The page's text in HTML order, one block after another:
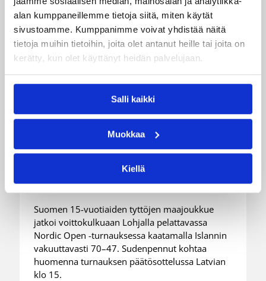
alan kumppaneillemme tietoja siitä, miten käytät
sivustoamme. Kumppanimme voivat yhdistää näitä
tietoja muihin tietoihin, joita olet antanut heille tai joita on
kerätty, kun olet käyttänyt heidän palvelujaan.
Salli kaikki
Muokkaa
Kiellä
Suomen 15-vuotiaat tytöt
voittivat Islannin Nordic Open -
turnauksen toisessa ottelussa
Suomen 15-vuotiaiden tyttöjen maajoukkue
jatkoi voittokulkuaan Lohjalla pelattavassa
Nordic Open -turnauksessa kaatamalla Islannin
vakuuttavasti 70–47. Sudenpennut kohtaa
huomenna turnauksen päätösottelussa Latvian
klo 15.